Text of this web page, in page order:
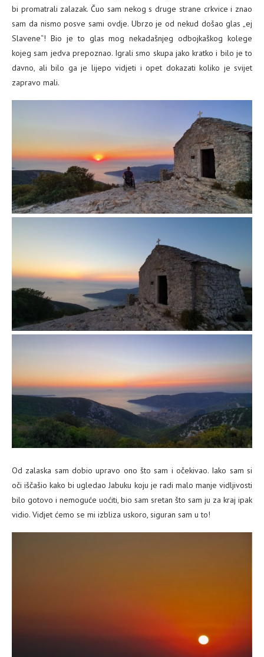
bi promatrali zalazak. Čuo sam nekog s druge strane crkvice i znao
sam da nismo posve sami ovdje. Ubrzo je od nekud došao glas „ej
Slavene“! Bio je to glas mog nekadašnjeg odbojkaškog kolege
kojeg sam jedva prepoznao. Igrali smo skupa jako kratko i bilo je to
davno, ali bilo ga je lijepo vidjeti i opet dokazati koliko je svijet
zapravo mali.
Od zalaska sam dobio upravo ono što sam i očekivao. Iako sam si
oči iščašio kako bi ugledao Jabuku koju je radi malo manje vidljivosti
bilo gotovo i nemoguće uoćiti, bio sam sretan što sam ju za kraj ipak
vidio. Vidjet ćemo se mi izbliza uskoro, siguran sam u to!